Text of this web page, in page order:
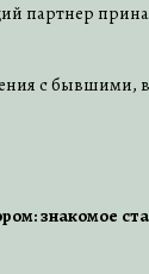
партнер
с бывшими,
знакомое